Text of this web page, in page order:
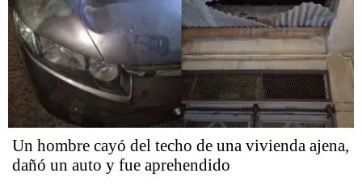
Un hombre cayó del techo de una vivienda ajena,
dañó un auto y fue aprehendido